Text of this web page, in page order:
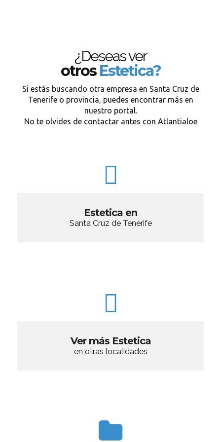
¿Deseas ver
otrosEstetica?
Si estás buscando otra empresa en Santa Cruz de
Tenerife o provincia, puedes encontrar más en
nuestro portal.
No te olvides de contactar antes con Atlantialoe
Estetica en
Santa Cruz de Tenerife
Ver más Estetica
en otras localidades